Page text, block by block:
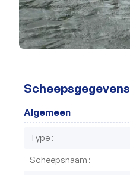
Scheepsgegevens
Algemeen
Type
Scheepsnaam